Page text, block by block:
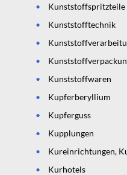
Kunststoffspritzteile
Kunststofftechnik
Kunststoffwaren
Kupferberyllium
Kupferguss
Kupplungen
Kureinrichtungen,
Kurhotels